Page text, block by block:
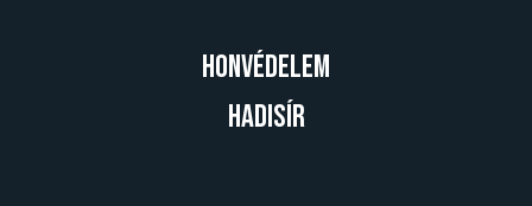
Honvédelem
Hadisír